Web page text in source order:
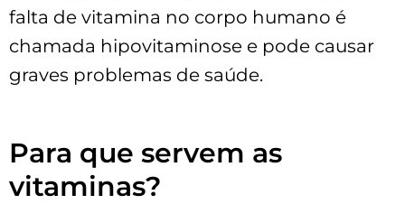
falta de vitamina no corpo humano é
chamada hipovitaminose e pode causar
graves problemas de saúde.
Para que servem as
vitaminas?